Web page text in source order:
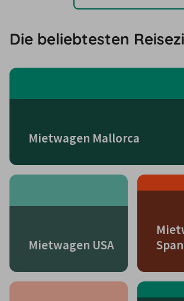
Die beliebtesten
Mietwagen Mallorca
Mietwagen USA